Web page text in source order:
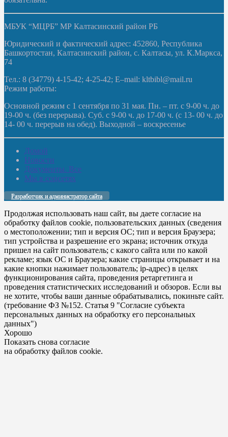
МБУК “МЦРБ” МР Калтасинский район РБ
Юридический и фактический адрес: 452860, Республика
Башкортостан, Калтасинский район, с. Калтасы, ул. К.Маркса,
74
Тел.: 8 (34779) 4-15-42; 4-25-42; E–mail: kltbibl@mail.ru
Режим работы:
Основной режим с 1 сентября по 31 мая. Пн. – пт. с 9-00 ч. до
19-00 ч. (без перерыва). Суб. с 9-00 ч. до 17-00 ч. (с 13- 00 ч. до
14- 00 ч. перерыв на обед). Выходной – воскресенье
Домой
Новости
Документы. Все
Мы в соцсетях
Разработчик и администратор сайта
Продолжая использовать наш сайт, вы даете согласие на
обработку файлов cookie, пользовательских данных (сведения
о местоположении; тип и версия ОС; тип и версия Браузера;
тип устройства и разрешение его экрана; источник откуда
пришел на сайт пользователь; с какого сайта или по какой
рекламе; язык ОС и Браузера; какие страницы открывает и на
какие кнопки нажимает пользователь; ip-адрес) в целях
функционирования сайта, проведения ретаргетинга и
проведения статистических исследований и обзоров. Если вы
не хотите, чтобы ваши данные обрабатывались, покиньте сайт.
(требование ФЗ №152. Статья 9 "Согласие субъекта
персональных данных на обработку его персональных
данных")
Хорошо
Показать снова согласие
на обработку файлов cookie.